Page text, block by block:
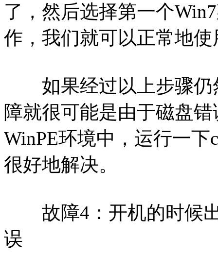
了，然后选择第一个
作，我们就可以正常地
如果经过以上步骤仍
障就很可能是由于磁盘
WinPE环境中，运行一
很好地解决。
故障4：开机的时候出
误